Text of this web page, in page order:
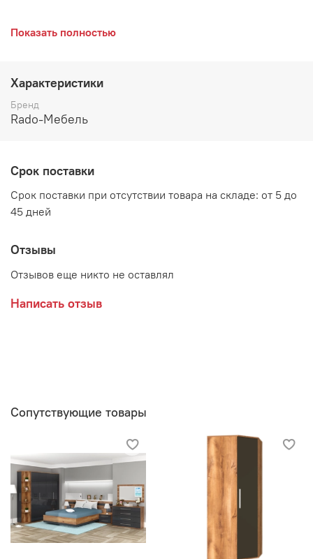
Фасад: МДФ 16 мм
Цвет: Дуб кельтик/Мускат глянец
Производитель:
Показать полностью
Характеристики
Бренд
Rado-Мебель
Срок поставки
Срок поставки при отсутствии товара на складе: от 5 до
45 дней
Отзывы
Отзывов еще никто не оставлял
Написать отзыв
Сопутствующие товары